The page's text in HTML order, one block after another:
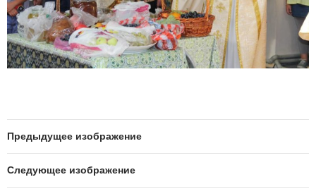
Предыдущее изображение
Следующее изображение